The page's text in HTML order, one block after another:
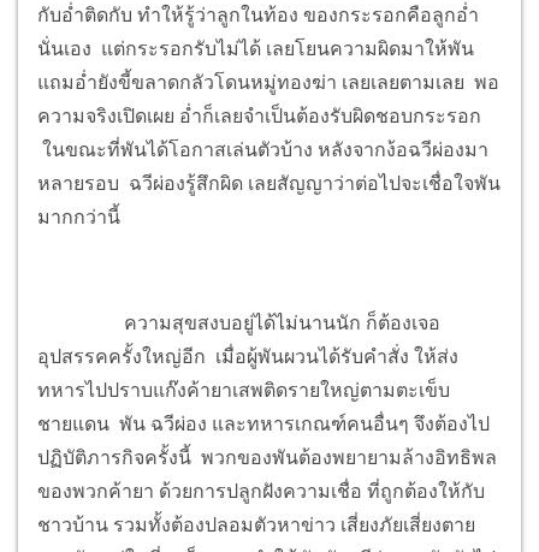
กับอ่ำติดกับ ทำให้รู้ว่าลูกในท้อง ของกระรอกคือลูกอ่ำ
นั่นเอง แต่กระรอกรับไม่ได้ เลยโยนความผิดมาให้พัน
แถมอ่ำยังขี้ขลาดกลัวโดนหมู่ทองฆ่า เลยเลยตามเลย พอ
ความจริงเปิดเผย อ่ำก็เลยจำเป็นต้องรับผิดชอบกระรอก
ในขณะที่พันได้โอกาสเล่นตัวบ้าง หลังจากง้อฉวีผ่องมา
หลายรอบ ฉวีผ่องรู้สึกผิด เลยสัญญาว่าต่อไปจะเชื่อใจพัน
มากกว่านี้
ความสุขสงบอยู่ได้ไม่นานนัก ก็ต้องเจอ
อุปสรรคครั้งใหญ่อีก เมื่อผู้พันผวนได้รับคำสั่ง ให้ส่ง
ทหารไปปราบแก๊งค้ายาเสพติดรายใหญ่ตามตะเข็บ
ชายแดน พัน ฉวีผ่อง และทหารเกณฑ์คนอื่นๆ จึงต้องไป
ปฏิบัติภารกิจครั้งนี้ พวกของพันต้องพยายามล้างอิทธิพล
ของพวกค้ายา ด้วยการปลูกฝังความเชื่อ ที่ถูกต้องให้กับ
ชาวบ้าน รวมทั้งต้องปลอมตัวหาข่าว เสี่ยงภัยเสี่ยงตาย